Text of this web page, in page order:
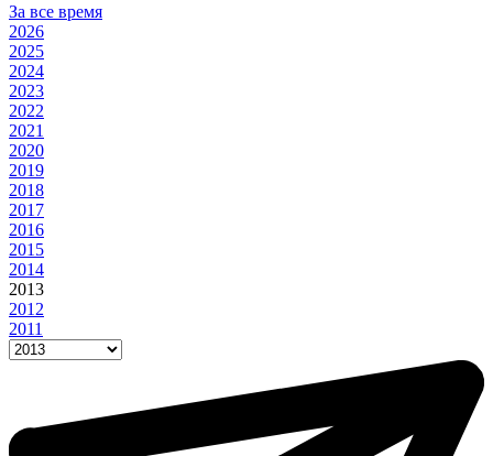
За все время
2026
2025
2024
2023
2022
2021
2020
2019
2018
2017
2016
2015
2014
2013
2012
2011